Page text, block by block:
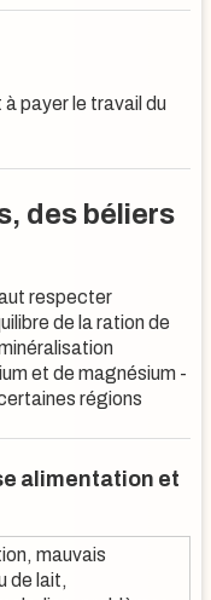
payer le travail du
des béliers
respecter
de la ration de
et de magnésium -
régions
alimentation et
mauvais
de lait,